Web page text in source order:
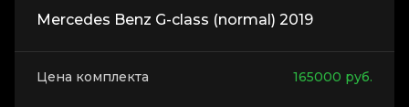
Mercedes Benz G-class (normal) 2019
Цена комплекта 165000 руб.